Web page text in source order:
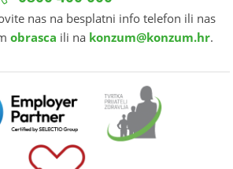
nas na besplatni info telefon ili nas
obrasca ili na konzum@konzum.hr.